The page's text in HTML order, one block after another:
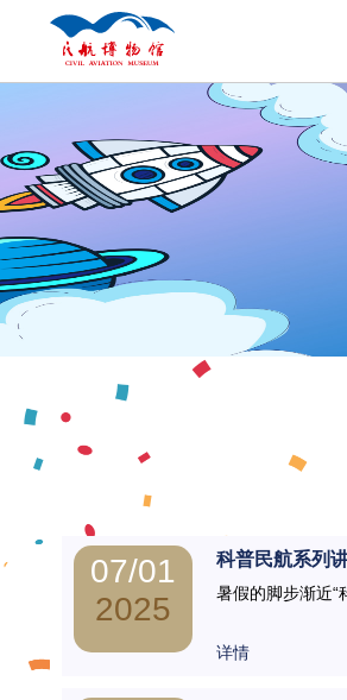
07/01
2025
科普民航系列
暑假的脚步渐近“
详情